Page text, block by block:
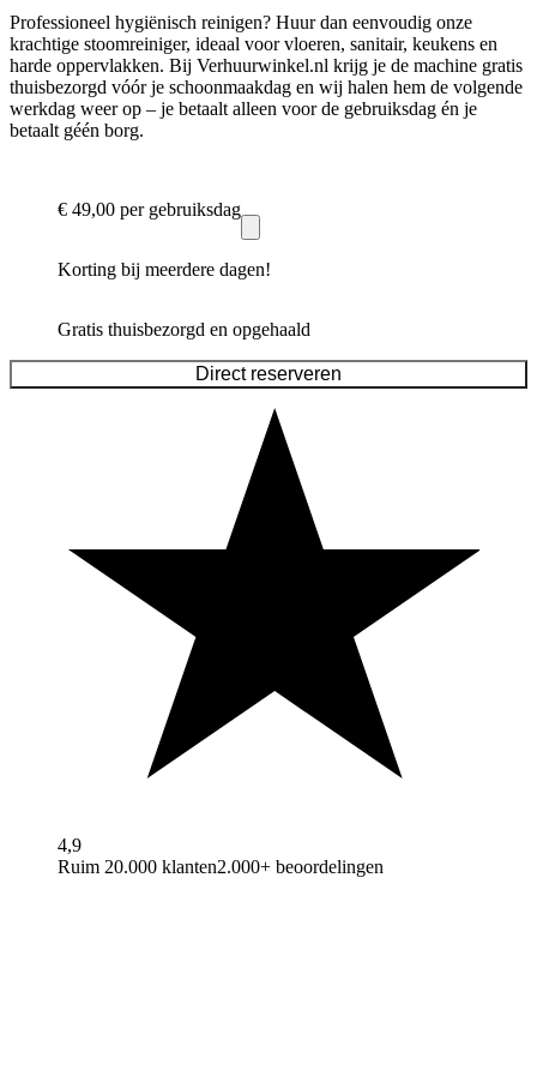
Professioneel hygiënisch reinigen? Huur dan eenvoudig onze
krachtige stoomreiniger, ideaal voor vloeren, sanitair, keukens en
harde oppervlakken. Bij Verhuurwinkel.nl krijg je de machine gratis
thuisbezorgd vóór je schoonmaakdag en wij halen hem de volgende
werkdag weer op – je betaalt alleen voor de gebruiksdag én je
betaalt géén borg.
€ 49,00 per gebruiksdag
Korting bij meerdere dagen!
Gratis thuisbezorgd en opgehaald
Direct reserveren
4,9
Ruim 20.000 klanten2.000+ beoordelingen